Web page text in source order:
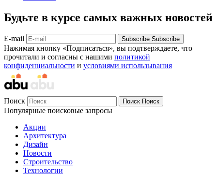
Будьте в курсе самых важных новостей
E-mail Subscribe Subscribe
Нажимая кнопку «Подписаться», вы подтверждаете, что
прочитали и согласны с нашими политикой
конфиденциальности и условиями использывания
Поиск Поиск Поиск
Популярные поисковые запросы
Акции
Архитектура
Дизайн
Новости
Строительство
Технологии